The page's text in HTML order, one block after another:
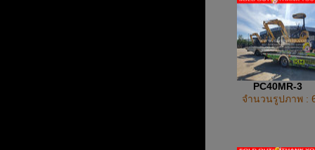
PC40MR-3
จำนวนรูปภาพ :